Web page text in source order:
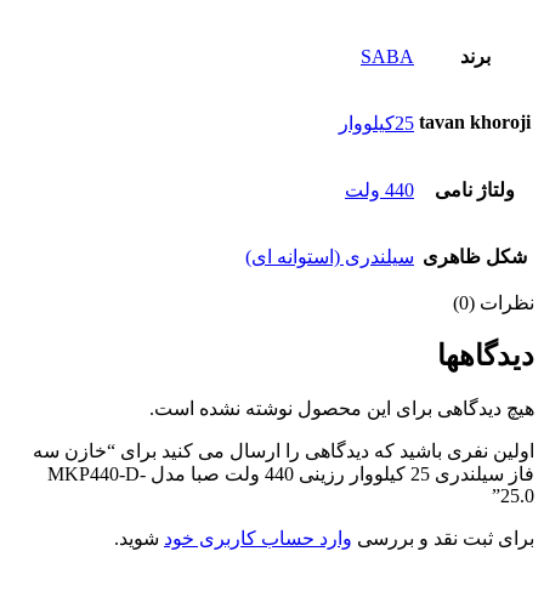
برند SABA
tavan khoroji 25کیلووار
ولتاژ نامی 440 ولت
شکل ظاهری سیلندری (استوانه ای)
نظرات (0)
دیدگاهها
هیچ دیدگاهی برای این محصول نوشته نشده است.
اولین نفری باشید که دیدگاهی را ارسال می کنید برای “خازن سه
فاز سیلندری 25 کیلووار رزینی 440 ولت صبا مدل MKP440-D-
25.0”
برای ثبت نقد و بررسی وارد حساب کاربری خود شوید.